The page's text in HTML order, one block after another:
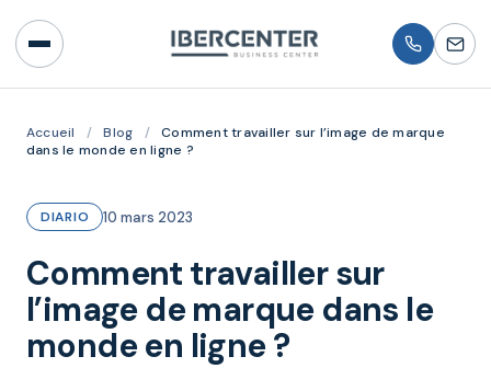
Accueil / Blog /
Comment travailler sur l’image de marque
dans le monde en ligne ?
DIARIO 10 mars 2023
Comment travailler sur
l’image de marque dans le
monde en ligne ?